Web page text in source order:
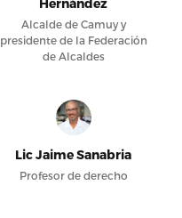
Alcalde de Camuy y
presidente de la Federación
de Alcaldes
Lic Jaime Sanabria
Profesor de derecho